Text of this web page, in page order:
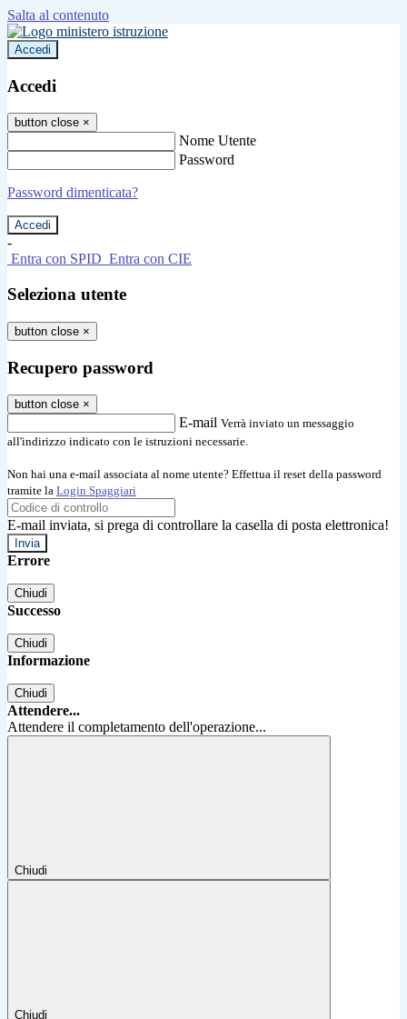
Salta al contenuto
Accedi
Accedi
button close ×
Nome Utente
Password
Password dimenticata?
-
Entra con SPID Entra con CIE
Seleziona utente
button close ×
Recupero password
button close ×
E-mail Verrà inviato un messaggio
all'indirizzo indicato con le istruzioni necessarie.
Non hai una e-mail associata al nome utente? Effettua il reset della password
tramite la Login Spaggiari
E-mail inviata, si prega di controllare la casella di posta elettronica!
Errore
Chiudi
Successo
Chiudi
Informazione
Chiudi
Attendere...
Attendere il completamento dell'operazione...
Chiudi
Chiudi